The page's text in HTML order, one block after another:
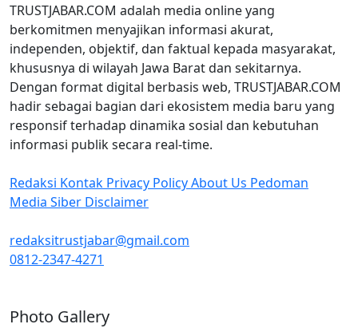
TRUSTJABAR.COM adalah media online yang
berkomitmen menyajikan informasi akurat,
independen, objektif, dan faktual kepada masyarakat,
khususnya di wilayah Jawa Barat dan sekitarnya.
Dengan format digital berbasis web, TRUSTJABAR.COM
hadir sebagai bagian dari ekosistem media baru yang
responsif terhadap dinamika sosial dan kebutuhan
informasi publik secara real-time.
Redaksi Kontak Privacy PolicyAbout Us Pedoman
Media Siber Disclaimer
redaksitrustjabar@gmail.com
0812-2347-4271
Photo Gallery